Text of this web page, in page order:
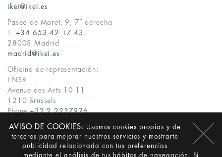
AVISO DE COOKIES:
Usamos cookies propias y de
terceros para mejorar nuestros servicios y mostrarte
publicidad relacionada con tus preferencias
mediante el análisis de tus hábitos de navegación. Si
ikei@ikei.es
Paseo de Moret, 9, 7º derecha
T.
+34 653 42 17 43
28008 Madrid
madrid@ikei.es
Oficina de representación:
ENSR
Avenue des Arts 10-11
1210 Brussels
Phone +32 2 2237926
EN · EU